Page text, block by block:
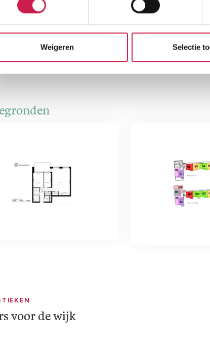
Weigeren Selectie
voor de wijk